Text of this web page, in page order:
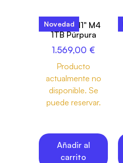
Novedad
iPad Air 11" M4
1TB Púrpura
1.569,00 €
Producto
actualmente no
disponible. Se
puede reservar.
Añadir al
carrito